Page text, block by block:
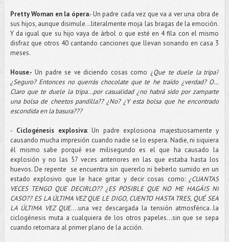
Pretty Woman en la ópera.- Un padre cada vez que va a ver una obra de
sus hijos, aunque disimule…literalmente moja las bragas de la emoción.
Y da igual que su hijo vaya de árbol o que esté en 4 fila con el mismo
disfraz que otros 40 cantando canciones que llevan sonando en casa 3
meses.
House.- Un padre se ve diciendo cosas como ¿Que te duele la tripa?
¿Seguro? Entonces no querrás chocolate que te he traído ¿verdad? O…
Claro que te duele la tripa...por casualidad ¿no habrá sido por zamparte
una bolsa de cheetos pandilla?? ¿No? ¿Y esta bolsa que he encontrado
escondida en la basura???
- Ciclogénesis explosiva: Un padre explosiona majestuosamente y
causando mucha impresión cuando nadie se lo espera. Nadie, ni siquiera
él mismo sabe porqué ese milisegundo es el que ha causado la
explosión y no las 57 veces anteriores en las que estaba hasta los
huevos. De repente se encuentra sin quererlo ni beberlo sumido en un
estado explosivo que le hace gritar y decir cosas como:¿CUANTAS
VECES TENGO QUE DECIRLO?? ¿ES POSIBLE QUE NO ME HAGÁIS NI
CASO?? ES LA ÚLTIMA VEZ QUE LE DIGO, CUENTO HASTA TRES, QUÉ SEA
LA ÚLTIMA VEZ QUE….una vez descargada la tensión atmosférica..la
ciclogénesis muta a cualquiera de los otros papeles...sin que se sepa
cuando retornara al primer plano de la acción.